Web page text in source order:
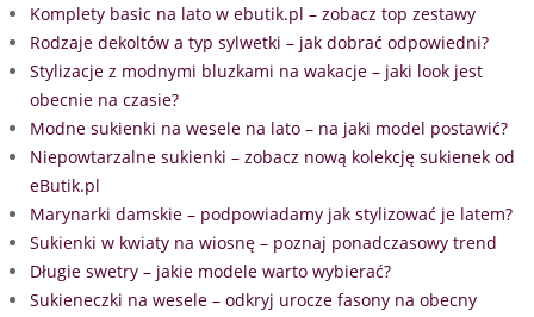
Komplety basic na lato w ebutik.pl – zobacz top zestawy
Rodzaje dekoltów a typ sylwetki – jak dobrać odpowiedni?
Stylizacje z modnymi bluzkami na wakacje – jaki look jest
obecnie na czasie?
Modne sukienki na wesele na lato – na jaki model postawić?
Niepowtarzalne sukienki – zobacz nową kolekcję sukienek od
eButik.pl
Marynarki damskie – podpowiadamy jak stylizować je latem?
Sukienki w kwiaty na wiosnę – poznaj ponadczasowy trend
Długie swetry – jakie modele warto wybierać?
Sukieneczki na wesele – odkryj urocze fasony na obecny